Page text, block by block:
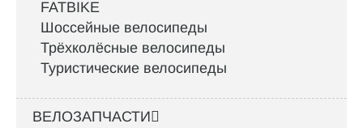
FATBIKE
Шоссейные велосипеды
Трёхколёсные велосипеды
Туристические велосипеды
ВЕЛОЗАПЧАСТИ